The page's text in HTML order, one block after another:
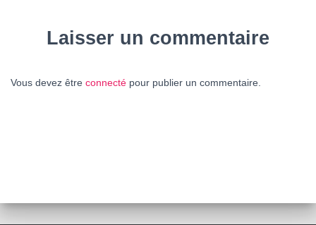
Laisser un commentaire
Vous devez être connecté pour publier un commentaire.